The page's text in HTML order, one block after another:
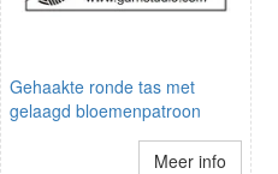
Gehaakte ronde tas met
gelaagd bloemenpatroon
Meer info